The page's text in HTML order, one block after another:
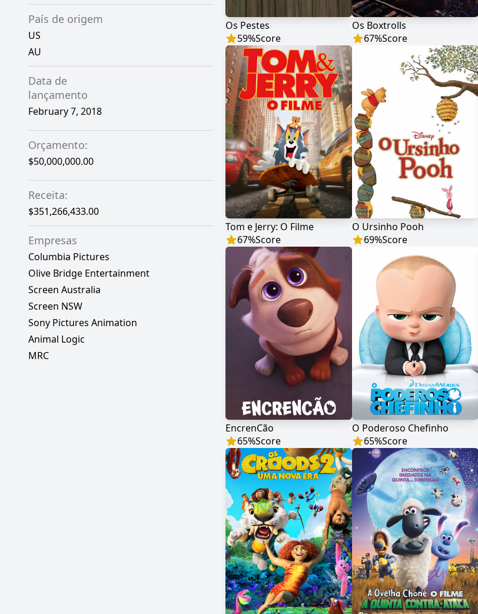
País de origem
US
AU
Data de
lançamento
February 7, 2018
Orçamento:
$50,000,000.00
Receita:
$351,266,433.00
Empresas
Columbia Pictures
Olive Bridge Entertainment
Screen Australia
Screen NSW
Sony Pictures Animation
Animal Logic
MRC
Os Pestes
59%Score
Os Boxtrolls
67%Score
Tom e Jerry: O Filme
67%Score
O Ursinho Pooh
69%Score
EncrenCão
65%Score
O Poderoso Chefinho
65%Score